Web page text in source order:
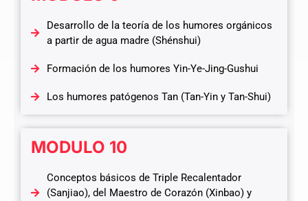
Desarrollo de la teoría de los humores orgánicos
a partir de agua madre (Shénshui)
Formación de los humores Yin-Ye-Jing-Gushui
Los humores patógenos Tan (Tan-Yin y Tan-Shui)
MODULO 10
Conceptos básicos de Triple Recalentador
(Sanjiao), del Maestro de Corazón (Xinbao) y